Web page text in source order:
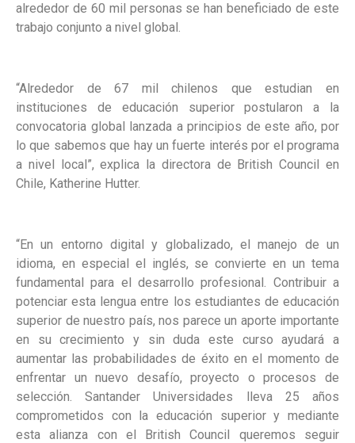
alrededor de 60 mil personas se han beneficiado de este
trabajo conjunto a nivel global.
“Alrededor de 67 mil chilenos que estudian en
instituciones de educación superior postularon a la
convocatoria global lanzada a principios de este año, por
lo que sabemos que hay un fuerte interés por el programa
a nivel local”, explica la directora de British Council en
Chile, Katherine Hutter.
“En un entorno digital y globalizado, el manejo de un
idioma, en especial el inglés, se convierte en un tema
fundamental para el desarrollo profesional. Contribuir a
potenciar esta lengua entre los estudiantes de educación
superior de nuestro país, nos parece un aporte importante
en su crecimiento y sin duda este curso ayudará a
aumentar las probabilidades de éxito en el momento de
enfrentar un nuevo desafío, proyecto o procesos de
selección. Santander Universidades lleva 25 años
comprometidos con la educación superior y mediante
esta alianza con el British Council queremos seguir